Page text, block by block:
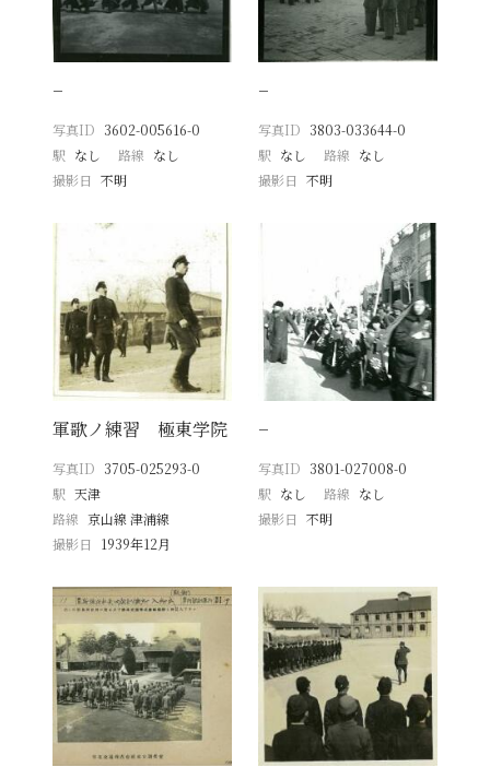
−
写真ID 3602-005616-0
駅 なし 路線 なし
撮影日
不明
−
写真ID 3803-033644-0
駅 なし 路線 なし
撮影日 不明
軍歌ノ練習 極東学院
写真ID 3705-025293-0
駅 天津
路線 京山線 津浦線
撮影日
1939年12月
−
写真ID 3801-027008-0
駅 なし 路線 なし
撮影日 不明